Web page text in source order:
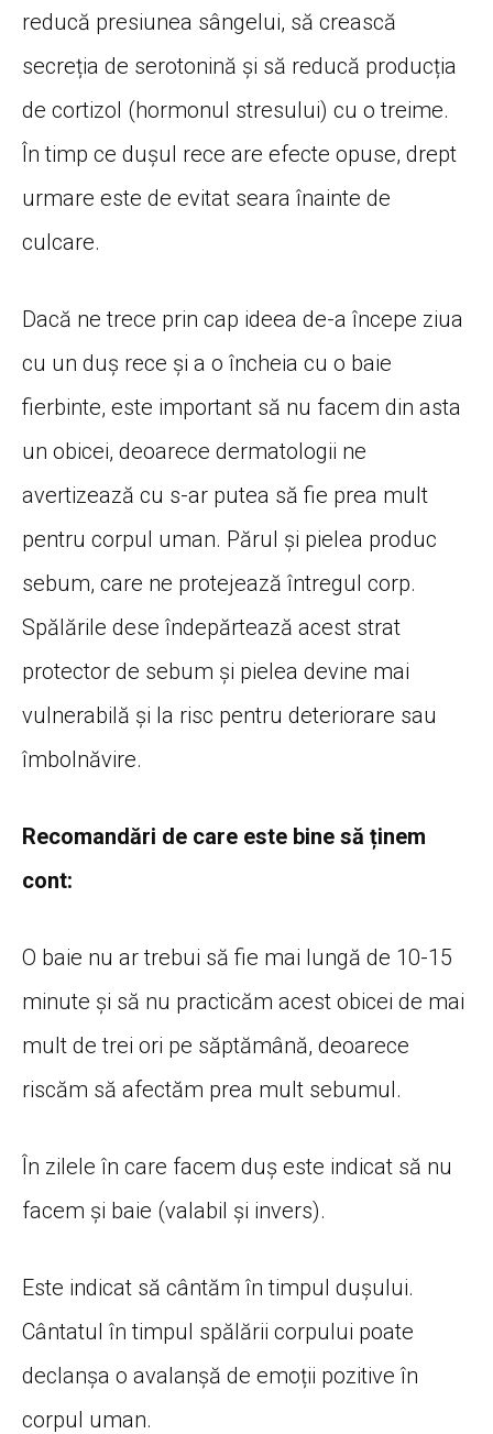
reducă presiunea sângelui, să crească
secreția de serotonină și să reducă producția
de cortizol (hormonul stresului) cu o treime.
În timp ce dușul rece are efecte opuse, drept
urmare este de evitat seara înainte de
culcare.
Dacă ne trece prin cap ideea de-a începe ziua
cu un duș rece și a o încheia cu o baie
fierbinte, este important să nu facem din asta
un obicei, deoarece dermatologii ne
avertizează cu s-ar putea să fie prea mult
pentru corpul uman. Părul și pielea produc
sebum, care ne protejează întregul corp.
Spălările dese îndepărtează acest strat
protector de sebum și pielea devine mai
vulnerabilă și la risc pentru deteriorare sau
îmbolnăvire.
Recomandări de care este bine să ținem
cont:
O baie nu ar trebui să fie mai lungă de 10-15
minute și să nu practicăm acest obicei de mai
mult de trei ori pe săptămână, deoarece
riscăm să afectăm prea mult sebumul.
În zilele în care facem duș este indicat să nu
facem și baie (valabil și invers).
Este indicat să cântăm în timpul dușului.
Cântatul în timpul spălării corpului poate
declanșa o avalanșă de emoții pozitive în
corpul uman.